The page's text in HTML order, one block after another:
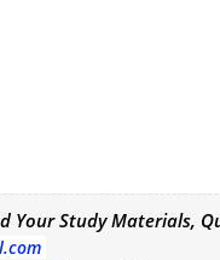
Your Study Materials,